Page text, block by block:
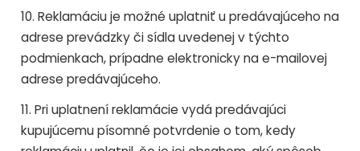
10. Reklamáciu je možné uplatniť u predávajúceho na
adrese prevádzky či sídla uvedenej v týchto
podmienkach, prípadne elektronicky na e-mailovej
adrese predávajúceho.
11. Pri uplatnení reklamácie vydá predávajúci
kupujúcemu písomné potvrdenie o tom, kedy